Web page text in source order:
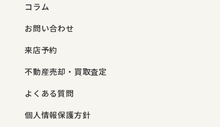
コラム
お問い合わせ
来店予約
不動産売却・買取査定
よくある質問
個人情報保護方針